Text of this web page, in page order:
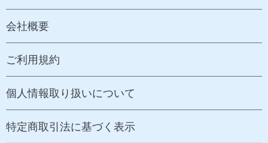
会社概要
ご利用規約
個人情報取り扱いについて
特定商取引法に基づく表示